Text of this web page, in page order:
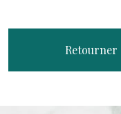
Retourner